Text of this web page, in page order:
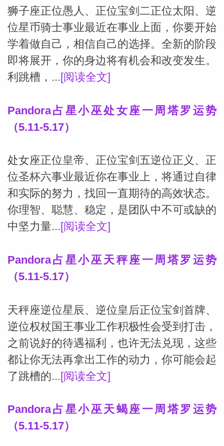
狮子座正位愚人、正位宝剑二正位太阳、逆
位星币骑士事业最近在事业上面，你要开始
学着做自己，相信自己的选择。全新的阶段
即将展开，你的身边将有机会和改变发生。
利跳槽，... [阅读全文]
Pandora占星小巫处女座一周塔罗运势
（5.11-5.17）
处女座正位皇帝、正位宝剑五逆位正义、正
位圣杯六事业最近你在事业上，将通过自律
和实际的努力，找回一直期待的高效状态。
你理智、聪慧、稳定，是团队中不可或缺的
中坚力量... [阅读全文]
Pandora占星小巫天秤座一周塔罗运势
（5.11-5.17）
天秤座逆位星辰、逆位皇后正位宝剑首牌、
逆位权杖国王事业工作积极性会受到打击，
之前说好的待遇福利，也许无法兑现，这些
都让你无法再拿出工作的动力，你可能会起
了跳槽的...[阅读全文]
Pandora占星小巫天蝎座一周塔罗运势
（5.11-5.17）